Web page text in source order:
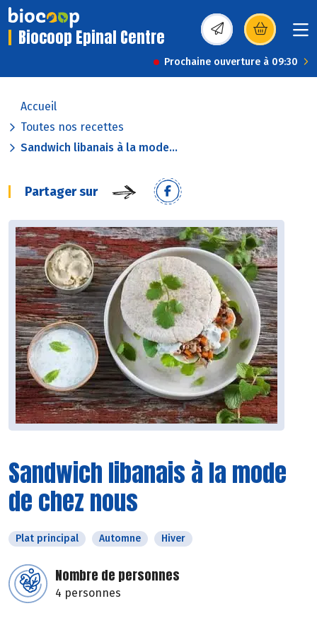
Biocoop Epinal Centre (s’ouvre dans une
Prochaine ouverture à 09:30
Accueil
Toutes nos recettes
Sandwich libanais à la mode...
Partager sur
Sandwich libanais à la mode
de chez nous
Plat principal Automne Hiver
Nombre de personnes
4 personnes